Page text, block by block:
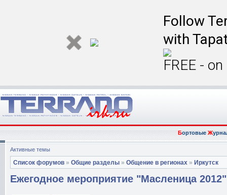
Follow
with
FREE -
БортовыеЖ
Активные темы
Список форумов » Общие разделы » Общение в регионах » Иркутск
Ежегодное мероприятие "Масленица 2012"